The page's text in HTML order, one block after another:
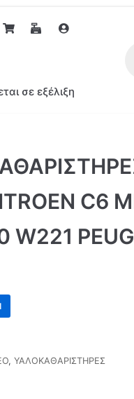
σε εξέλιξη
C6
W221
, ΥΑΛΟΚΑΘΑΡΙΣΤΗΡΕΣ